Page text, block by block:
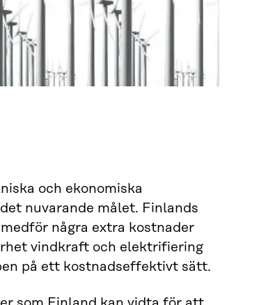
och ekonomiska
nuvarande målet. Finlands
några extra kostnader
vindkraft och elektrifiering
på ett kostnadseffektivt sätt.